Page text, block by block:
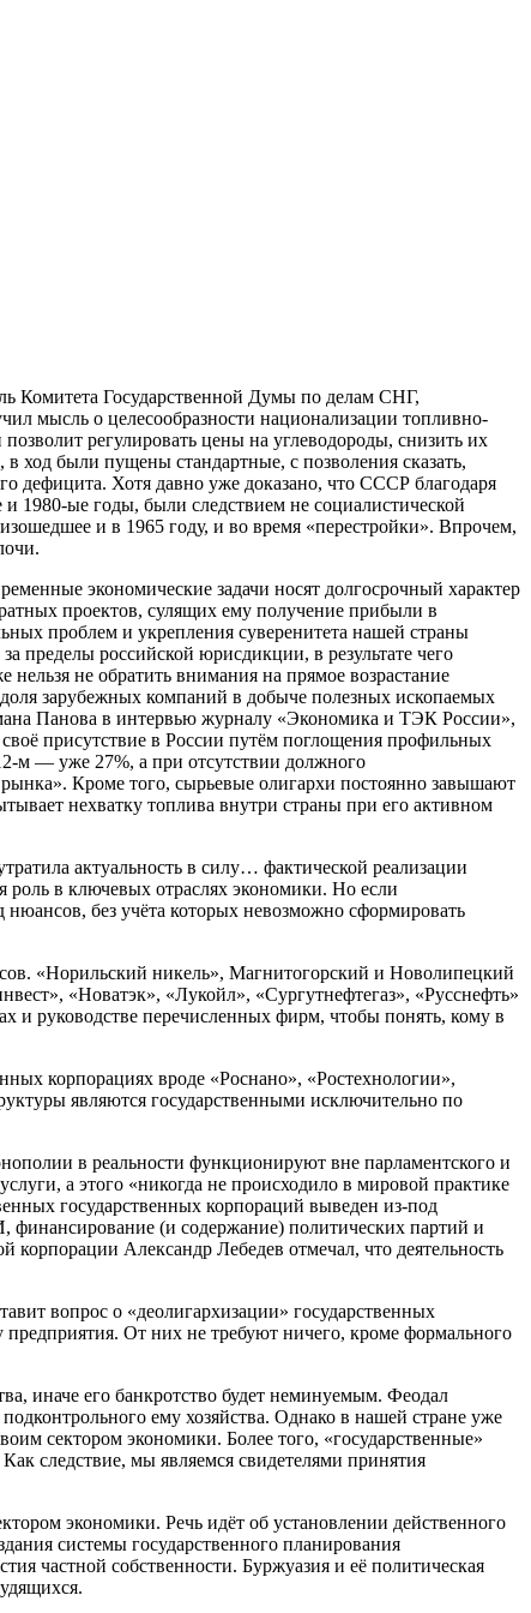
Комитета Государственной Думы по делам СНГ,
мысль о целесообразности национализации топливно-
регулировать цены на углеводороды, снизить их
ход были пущены стандартные, с позволения сказать,
дефицита. Хотя давно уже доказано, что СССР благодаря
и 1980-ые годы, были следствием не социалистической
и в 1965 году, и во время «перестройки». Впрочем,
экономические задачи носят долгосрочный характер
проектов, сулящих ему получение прибыли в
проблем и укрепления суверенитета нашей страны
пределы российской юрисдикции, в результате чего
не обратить внимания на прямое возрастание
зарубежных компаний в добыче полезных ископаемых
Панова в интервью журналу «Экономика и ТЭК России»,
присутствие в России путём поглощения профильных
м — уже 27%, а при отсутствии должного
Кроме того, сырьевые олигархи постоянно завышают
нехватку топлива внутри страны при его активном
актуальность в силу… фактической реализации
роль в ключевых отраслях экономики. Но если
без учёта которых невозможно сформировать
«Норильский никель», Магнитогорский и Новолипецкий
«Новатэк», «Лукойл», «Сургутнефтегаз», «Русснефть»
и руководстве перечисленных фирм, чтобы понять, кому в
корпорациях вроде «Роснано», «Ростехнологии»,
являются государственными исключительно по
в реальности функционируют вне парламентского и
а этого «никогда не происходило в мировой практике
государственных корпораций выведен из-под
финансирование (и содержание) политических партий и
корпорации Александр Лебедев отмечал, что деятельность
вопрос о «деолигархизации» государственных
От них не требуют ничего, кроме формального
иначе его банкротство будет неминуемым. Феодал
ему хозяйства. Однако в нашей стране уже
сектором экономики. Более того, «государственные»
следствие, мы являемся свидетелями принятия
экономики. Речь идёт об установлении действенного
системы государственного планирования
частной собственности. Буржуазия и её политическая